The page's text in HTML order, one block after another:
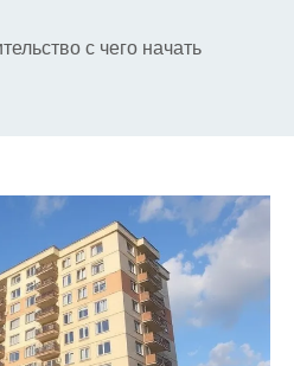
с чего начать